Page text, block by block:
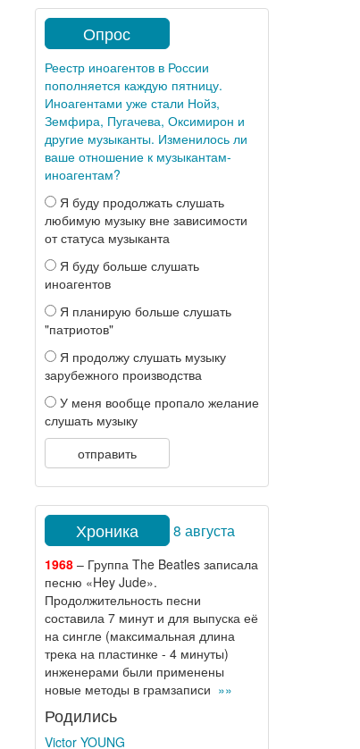
Опрос
Реестр иноагентов в России
пополняется каждую пятницу.
Иноагентами уже стали Нойз,
Земфира, Пугачева, Оксимирон и
другие музыканты. Изменилось ли
ваше отношение к музыкантам-
иноагентам?
Я буду продолжать слушать
любимую музыку вне зависимости
от статуса музыканта
Я буду больше слушать
иноагентов
Я планирую больше слушать
"патриотов"
Я продолжу слушать музыку
зарубежного производства
У меня вообще пропало желание
слушать музыку
отправить
Хроника 8 августа
1968– Группа The Beatles записала
песню «Hey Jude».
Продолжительность песни
составила 7 минут и для выпуска её
на сингле (максимальная длина
трека на пластинке - 4 минуты)
инженерами были применены
новые методы в грамзаписи »»
Родились
Victor YOUNG